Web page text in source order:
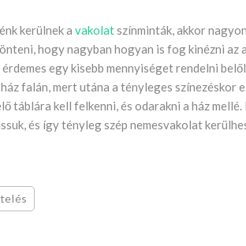
kerülnek avakolatszínminták, akkor
hogy nagyban hogyan is fog kinézni az
érdemes egy kisebb mennyiséget rendelni
falán, mert utána a tényleges színezéskor
táblára kell felkenni, és odarakni a ház
és így tényleg szép nemesvakolat